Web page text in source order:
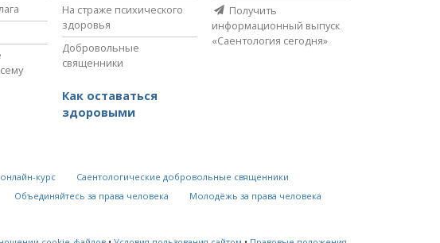
На страже психического
здоровья
Добровольные
священники
Как оставаться
здоровыми
Получить
информационный выпуск
«Саентология сегодня»
курс
Саентологические добровольные священники
Объединяйтесь за права человека
Молодёжь за права человека